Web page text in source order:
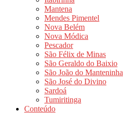
Mantena
Mendes Pimentel
Nova Belém
Nova Módica
Pescador
São Félix de Minas
São Geraldo do Baixio
São João do Manteninha
São José do Divino
Sardoá
Tumiritinga
Conteúdo